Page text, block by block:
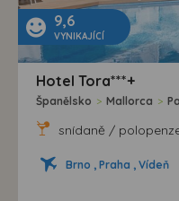
9,6
VYNIKAJÍCÍ
Hotel Tora***+
Španělsko > Mallorca >
snídaně /
Brno , Praha , Vídeň